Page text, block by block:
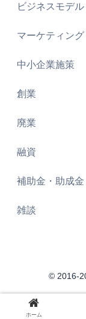
ビジネスモデル
マーケティング
中小企業施策
創業
廃業
融資
補助金・助成金
雑談
© 2016-
ホーム